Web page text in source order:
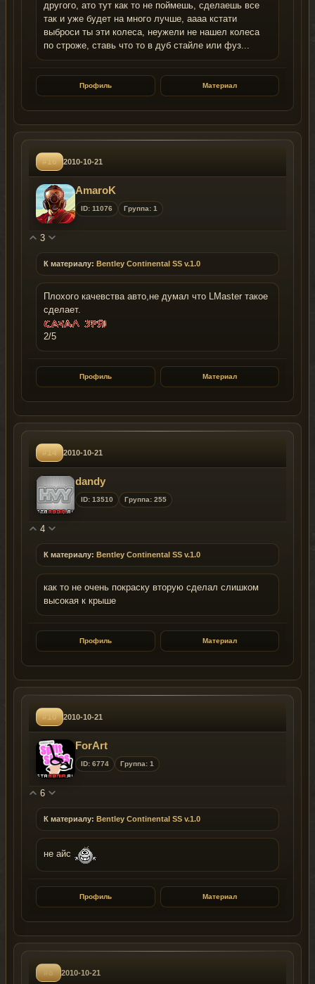
другого, ато тут как то не поймешь, сделаешь все
так и уже будет на много лучше, аааа кстати
выброси ты эти колеса, неужели не нашел колеса
по строже, ставь что то в дуб стайле или фуз...
Профиль Материал
#16 2010-10-21
AmaroK
ID: 11076 Группа: 1
3
К материалу: Bentley Continental SS v.1.0
Плохого качевства авто,не думал что LMaster такое
сделает.
2/5
Профиль Материал
#14 2010-10-21
dandy
ID: 13510 Группа: 255
4
К материалу: Bentley Continental SS v.1.0
как то не очень покраску вторую сделал слишком
высокая к крыше
Профиль Материал
#10 2010-10-21
ForArt
ID: 6774 Группа: 1
6
К материалу: Bentley Continental SS v.1.0
не айс
Профиль Материал
#8 2010-10-21